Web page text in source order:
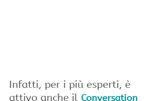
Infatti, per i più esperti, è
attivo anche il Conversation